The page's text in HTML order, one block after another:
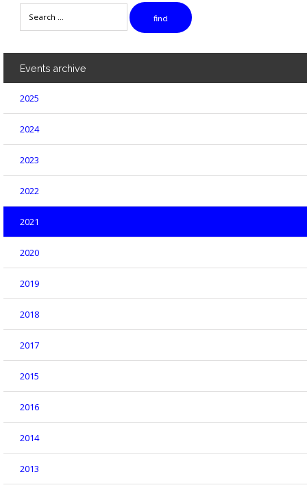
find
Events archive
2025
2024
2023
2022
2021
2020
2019
2018
2017
2015
2016
2014
2013